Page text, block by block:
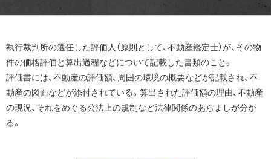
執行裁判所の選任した評価人（原則として、不動産鑑定士）が、その物
件の価格評価と算出過程などについて記載した書類のこと。
評価書には、不動産の評価額、周囲の環境の概要などが記載され、不
動産の図面などが添付されている。算出された評価額の理由、不動産
の現況、それをめぐる公法上の規制など法律関係のあらましが分か
る。